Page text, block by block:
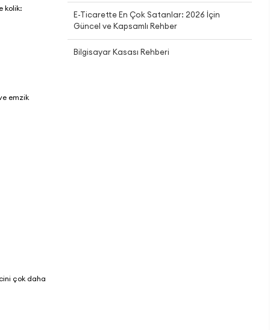
kolik:
emzik
çok daha
E-Ticarette En Çok Satanlar: 2026 İçin
Güncel ve Kapsamlı Rehber
Bilgisayar Kasası Rehberi